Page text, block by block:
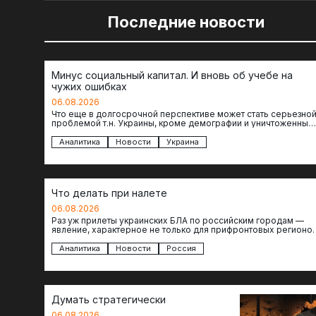
Последние новости
Минус социальный капитал. И вновь об учебе на
чужих ошибках
06.08.2026
Что еще в долгосрочной перспективе может стать серьезной
проблемой т.н. Украины, кроме демографии и уничтоженных
Аналитика Новости Украина
Что делать при налете
06.08.2026
Раз уж прилеты украинских БЛА по российским городам —
явление, характерное не только для прифронтовых
Аналитика Новости Россия
Думать стратегически